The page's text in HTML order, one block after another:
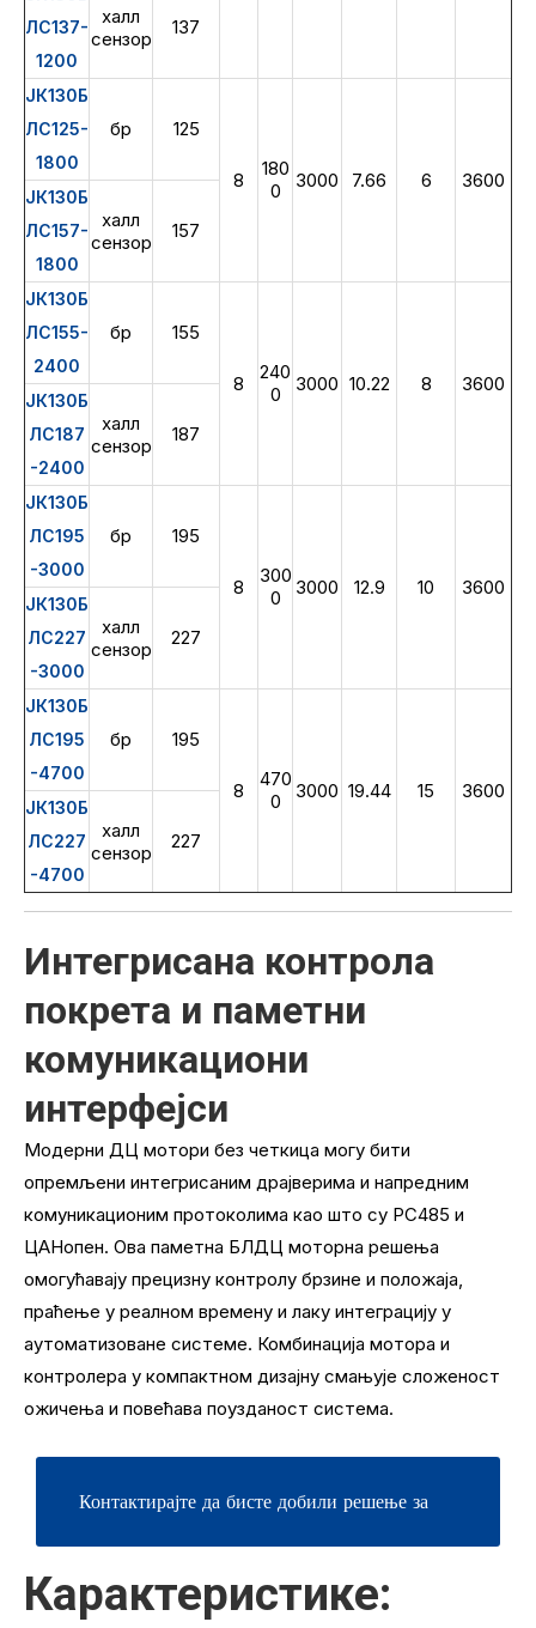
ЛС137-
1200
халл
сензор
137
ЈК130Б
ЛС125-
1800
бр 125
8
180
0
3000 7.66 6 3600
ЈК130Б
ЛС157-
1800
халл
сензор
157
ЈК130Б
ЛС155-
2400
бр 155
8
240
0
3000 10.22 8 3600
ЈК130Б
ЛС187
-2400
халл
сензор
187
ЈК130Б
ЛС195
-3000
бр 195
8
300
0
3000 12.9 10 3600
ЈК130Б
ЛС227
-3000
халл
сензор
227
ЈК130Б
ЛС195
-4700
бр 195
8
470
0
3000 19.44 15 3600
ЈК130Б
ЛС227
-4700
халл
сензор
227
Интегрисана контрола
покрета и паметни
комуникациони
интерфејси
Модерни ДЦ мотори без четкица могу бити
опремљени интегрисаним драјверима и напредним
комуникационим протоколима као што су РС485 и
ЦАНопен. Ова паметна БЛДЦ моторна решења
омогућавају прецизну контролу брзине и положаја,
праћење у реалном времену и лаку интеграцију у
аутоматизоване системе. Комбинација мотора и
контролера у компактном дизајну смањује сложеност
ожичења и повећава поузданост система.
Контактирајте да бисте добили решење за
БЛДЦ Мотион
Карактеристике: